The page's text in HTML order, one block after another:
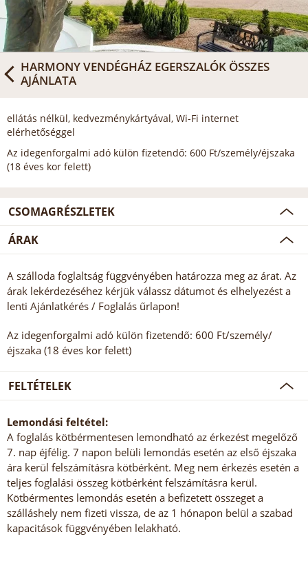
HARMONY VENDÉGHÁZ EGERSZALÓK ÖSSZES
AJÁNLATA
ellátás nélkül, kedvezménykártyával, Wi-Fi internet
elérhetőséggel
Az idegenforgalmi adó külön fizetendő: 600 Ft/személy/éjszaka
(18 éves kor felett)
CSOMAGRÉSZLETEK
ÁRAK
A szálloda foglaltság függvényében határozza meg az árat. Az
árak lekérdezéséhez kérjük válassz dátumot és elhelyezést a
lenti Ajánlatkérés / Foglalás űrlapon!
Az idegenforgalmi adó külön fizetendő: 600 Ft/személy/
éjszaka (18 éves kor felett)
FELTÉTELEK
Lemondási feltétel:
A foglalás kötbérmentesen lemondható az érkezést megelőző
7. nap éjfélig. 7 napon belüli lemondás esetén az első éjszaka
ára kerül felszámításra kötbérként. Meg nem érkezés esetén a
teljes foglalási összeg kötbérként felszámításra kerül.
Kötbérmentes lemondás esetén a befizetett összeget a
szálláshely nem fizeti vissza, de az 1 hónapon belül a szabad
kapacitások függvényében lelakható.